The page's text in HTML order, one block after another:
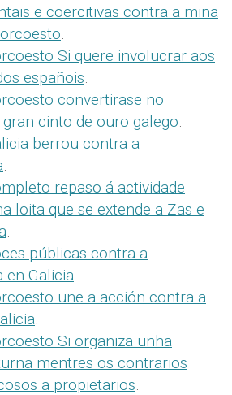
e coercitivas contra a mina
.
Si quere involucrar aos
españois.
convertirase no
cinto de ouro galego.
berrou contra a
.
repaso á actividade
loita que se extende a Zas e
.
públicas contra a
en Galicia.
une a acción contra a
.
Si organiza unha
mentres os contrarios
a propietarios.